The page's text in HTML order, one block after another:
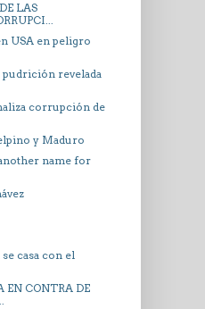
LAS
USA en peligro
pudrición revelada
corrupción de
y Maduro
name for
casa con el
EN CONTRA DE